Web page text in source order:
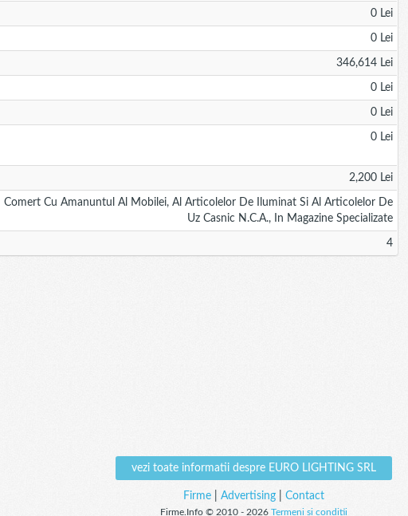
0 Lei
0 Lei
346,614 Lei
0 Lei
0 Lei
0 Lei
2,200 Lei
Comert Cu Amanuntul Al Mobilei, Al Articolelor De Iluminat Si Al Articolelor De
Uz Casnic N.c.a., In Magazine Specializate
4
vezi toate informatii despre EURO LIGHTING SRL
Firme| Advertising| Contact
Firme.Info © 2010 - 2026 Termeni si conditii